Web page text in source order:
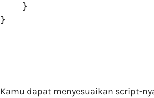
    }
Kamu dapat menyesuaikan script-